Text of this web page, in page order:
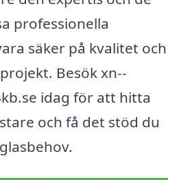
professionella
säker på kvalitet och
Besök xn--
idag för att hitta
och få det stöd du